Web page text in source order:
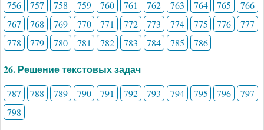
756 757 758 759 760 761 762 763 764 765
766
767
768 769 770 771 772 773 774 775 776
777
778
779 780 781 782 783 784 785 786
26. Решение текстовых задач
787 788 789 790 791 792 793 794 795 796
797
798